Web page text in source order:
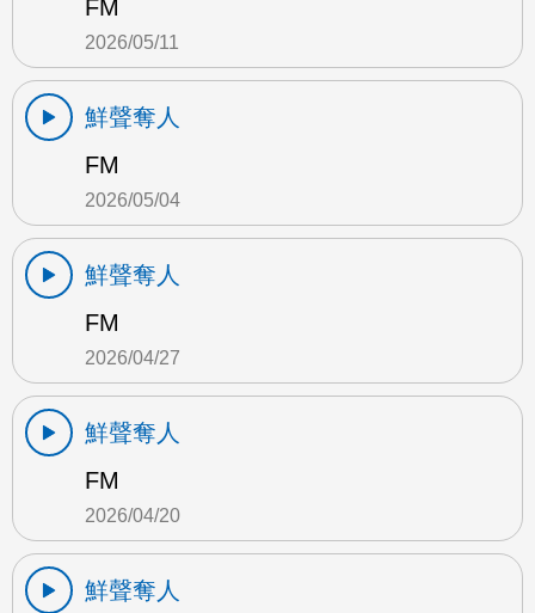
FM
2026/05/11
鮮聲奪人
FM
2026/05/04
鮮聲奪人
FM
2026/04/27
鮮聲奪人
FM
2026/04/20
鮮聲奪人